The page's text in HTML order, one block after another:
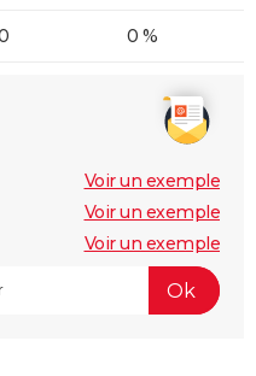
0 %
Voir un exemple
Voir un exemple
Voir un exemple